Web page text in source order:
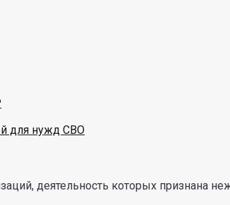
для нужд СВО
деятельность которых признана